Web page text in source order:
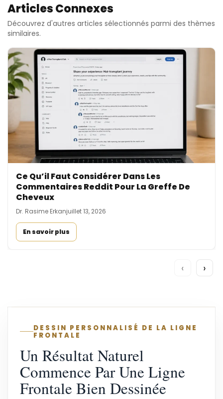
Articles Connexes
Découvrez d'autres articles sélectionnés parmi des thèmes
similaires.
Ce Qu’il Faut Considérer Dans Les
Commentaires Reddit Pour La Greffe De
Cheveux
Dr. Rasime Erkanjuillet 13, 2026
En savoir plus
‹ ›
DESSIN PERSONNALISÉ DE LA LIGNE
FRONTALE
Un Résultat Naturel
Commence Par Une Ligne
Frontale Bien Dessinée